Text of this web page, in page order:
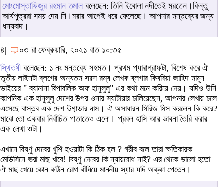
মোঃমোস্তাফিজুর রহমান তমাল বলেছেন: তিনি ইবোলা নদীতেই মরতেন।কিন্তু
আর্যপুত্ররা সময় দেয় নি।মরার আগেই ধরে ফেলেছে। আপনার মন্তব্যের জন্য
ধন্যবাদ।
৪|
০৩ রা ফেব্রুয়ারি, ২০২১ রাত ১০:৩৫
স্থিতধীবলেছেন: ১ নং মন্তব্যে সহমত। প্রথম প্যারাগ্রাফটা, বিশেষ করে ঐ
তৃতীয় লাইনটা ব্লগের অন্যতম সরস রম্য লেখক ব্লগার কিবরিয়া জাহিদ মামুন
ভাইয়ের " ব্যানানা রিপাবলিক অফ হানুলুলু" এর কথা মনে করিয়ে দেয়। যদিও উনি
কাল্পনিক এক হানুলুলু দেশের উপর ওনার স্যাটায়ার চালিয়েছেন, আপনার লেখায় চলে
এসেছে বাস্তব এক দেশ উগান্ডার নাম। ঐ অসাধারন সিরিজ মিস করলেন কি করে?
মাঝে তো একবার নির্বাচিত পাতাতেও এলো। প্রবল হাসি আর ভাবনা তৈরি করার
এক লেখা ওটা।
এখানে বিষ্ণু দেবের খুশি হওয়াটা কি ঠিক হল ? গরীব বলে তারা ক্ষতিকারক
মেডিসিনে ভরা মাছ খাবে! বিষ্ণু দেবের কি ন্যায়বোধ নাই? এর থেকে ভালো হতো
ঐ মাছ খেয়ে কোন কঠিন রোগ বাঁধিয়ে মাননীয় স্যার যদি অক্কা পেতেন।